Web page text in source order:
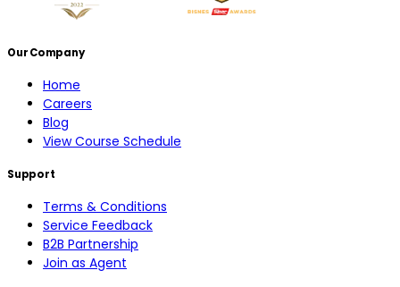
Our Company
Home
Careers
Blog
View Course Schedule
Support
Terms & Conditions
Service Feedback
B2B Partnership
Join as Agent